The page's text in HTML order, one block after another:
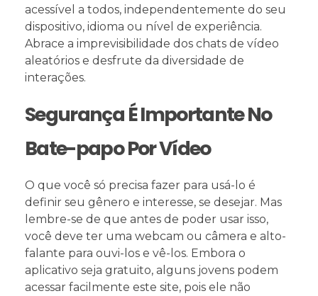
acessível a todos, independentemente do seu
dispositivo, idioma ou nível de experiência.
Abrace a imprevisibilidade dos chats de vídeo
aleatórios e desfrute da diversidade de
interações.
Segurança É Importante No
Bate-papo Por Vídeo
O que você só precisa fazer para usá-lo é
definir seu gênero e interesse, se desejar. Mas
lembre-se de que antes de poder usar isso,
você deve ter uma webcam ou câmera e alto-
falante para ouvi-los e vê-los. Embora o
aplicativo seja gratuito, alguns jovens podem
acessar facilmente este site, pois ele não